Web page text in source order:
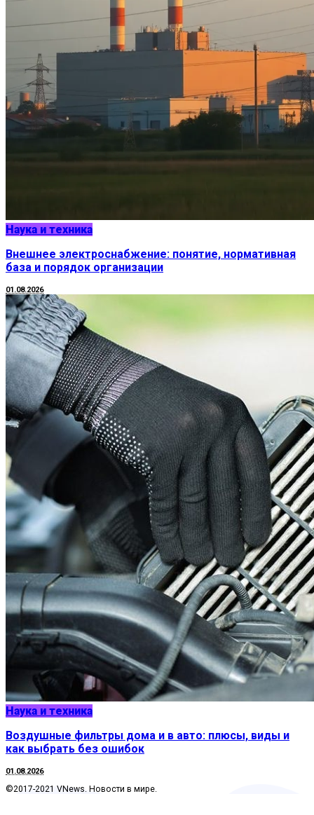
Наука и техника
Внешнее электроснабжение: понятие, нормативная
база и порядок организации
01.08.2026
Наука и техника
Воздушные фильтры дома и в авто: плюсы, виды и
как выбрать без ошибок
01.08.2026
©2017-2021 VNews. Новости в мире.